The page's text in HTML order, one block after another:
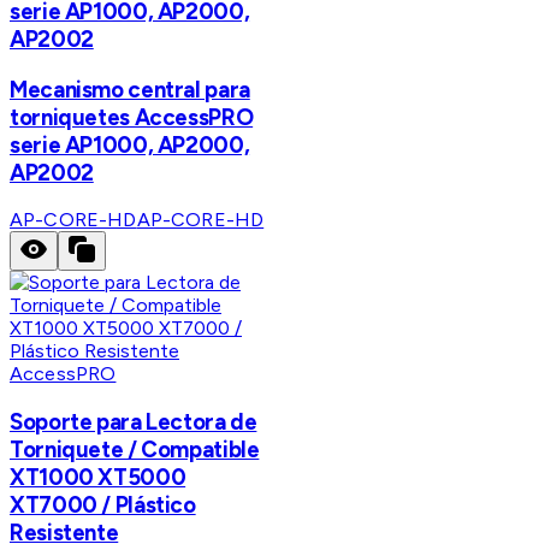
serie AP1000, AP2000,
AP2002
Mecanismo central para
torniquetes AccessPRO
serie AP1000, AP2000,
AP2002
AP-CORE-HDAP-CORE-HD
AccessPRO
Soporte para Lectora de
Torniquete / Compatible
XT1000 XT5000
XT7000 / Plástico
Resistente